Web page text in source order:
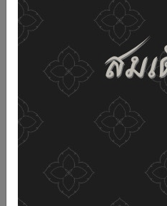
เปลี่ยนการแสดงผล
ก-ก